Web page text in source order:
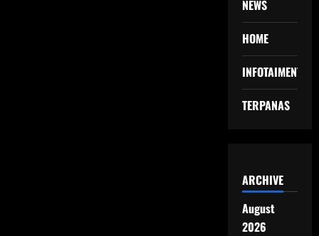
NEWS
HOME
INFOTAIMENT
TERPANAS
ARCHIVE
August
2026